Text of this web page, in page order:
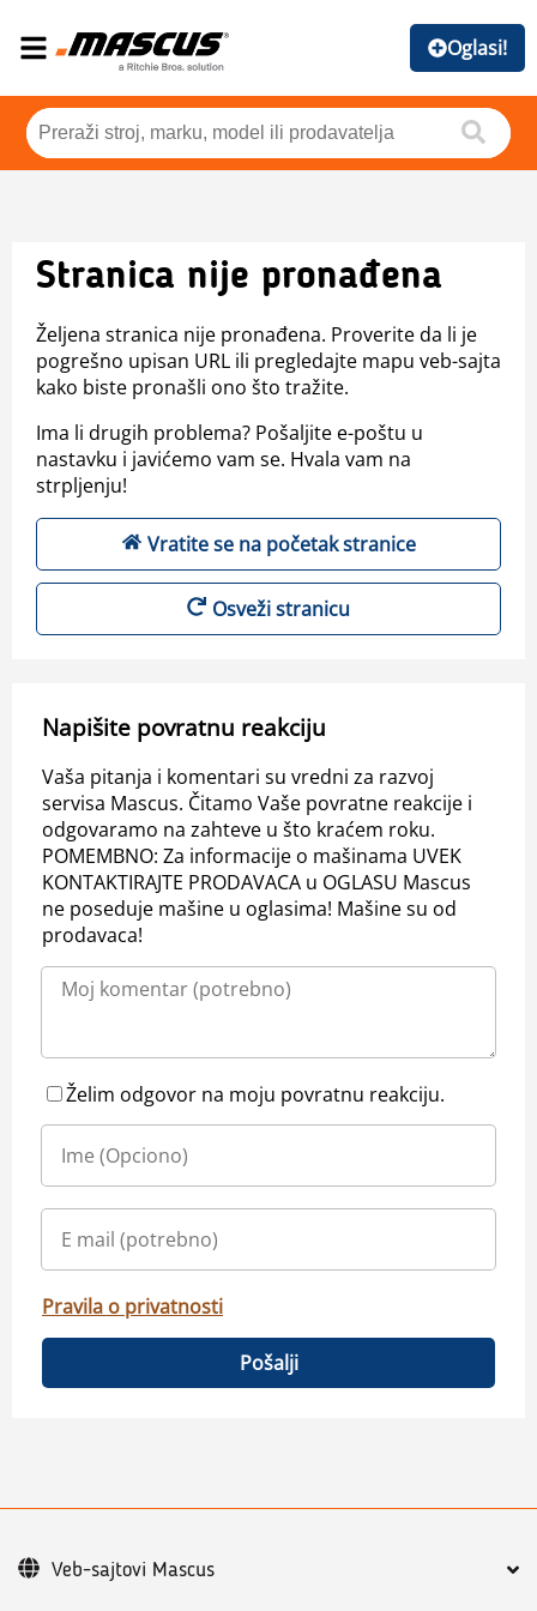
Oglasi!
Stranica nije pronađena
Željena stranica nije pronađena. Proverite da li je
pogrešno upisan URL ili pregledajte mapu veb-sajta
kako biste pronašli ono što tražite.
Ima li drugih problema? Pošaljite e-poštu u
nastavku i javićemo vam se. Hvala vam na
strpljenju!
Vratite se na početak stranice
Osveži stranicu
Napišite povratnu reakciju
Vaša pitanja i komentari su vredni za razvoj
servisa Mascus. Čitamo Vaše povratne reakcije i
odgovaramo na zahteve u što kraćem roku.
POMEMBNO: Za informacije o mašinama UVEK
KONTAKTIRAJTE PRODAVACA u OGLASU Mascus
ne poseduje mašine u oglasima! Mašine su od
prodavaca!
Želim odgovor na moju povratnu reakciju.
Pravila o privatnosti
Pošalji
Veb-sajtovi Mascus